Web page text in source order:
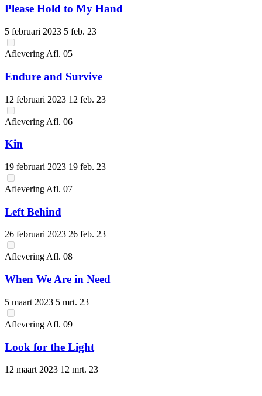
Please Hold to My Hand
5 februari 2023 5 feb. 23
Aflevering Afl. 05
Endure and Survive
12 februari 2023 12 feb. 23
Aflevering Afl. 06
Kin
19 februari 2023 19 feb. 23
Aflevering Afl. 07
Left Behind
26 februari 2023 26 feb. 23
Aflevering Afl. 08
When We Are in Need
5 maart 2023 5 mrt. 23
Aflevering Afl. 09
Look for the Light
12 maart 2023 12 mrt. 23